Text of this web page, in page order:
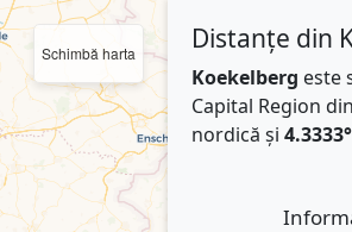
Schimbă harta Distanțe din
Koekelberg este
Capital Region din
nordică și 4.3333°